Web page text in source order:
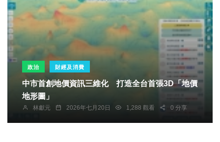
政治 財經及消費
中市首創地價資訊三維化 打造全台首張3D「地價
地形圖」
林獻元 2026年七月20日 1,288 觀看 0 分享